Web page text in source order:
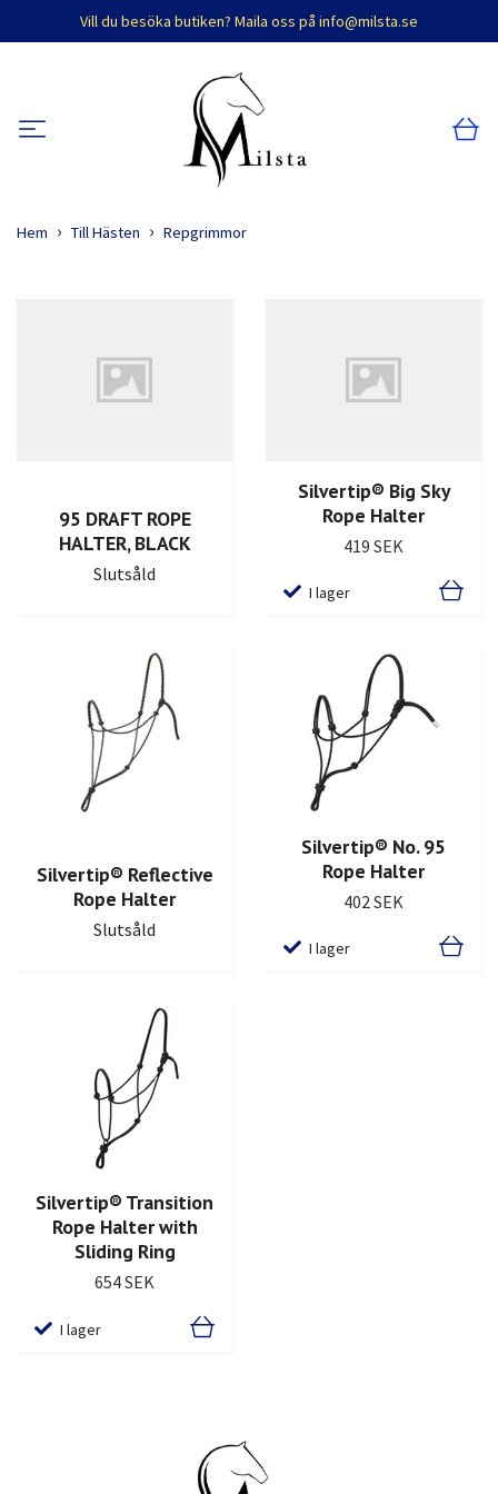
Vill du besöka butiken? Maila oss på info@milsta.se
Hem Till Hästen Repgrimmor
95 DRAFT ROPE
HALTER, BLACK
Slutsåld
Silvertip® Big Sky
Rope Halter
419 SEK
I lager
Silvertip® Reflective
Rope Halter
Slutsåld
Silvertip® No. 95
Rope Halter
402 SEK
I lager
Silvertip® Transition
Rope Halter with
Sliding Ring
654 SEK
I lager